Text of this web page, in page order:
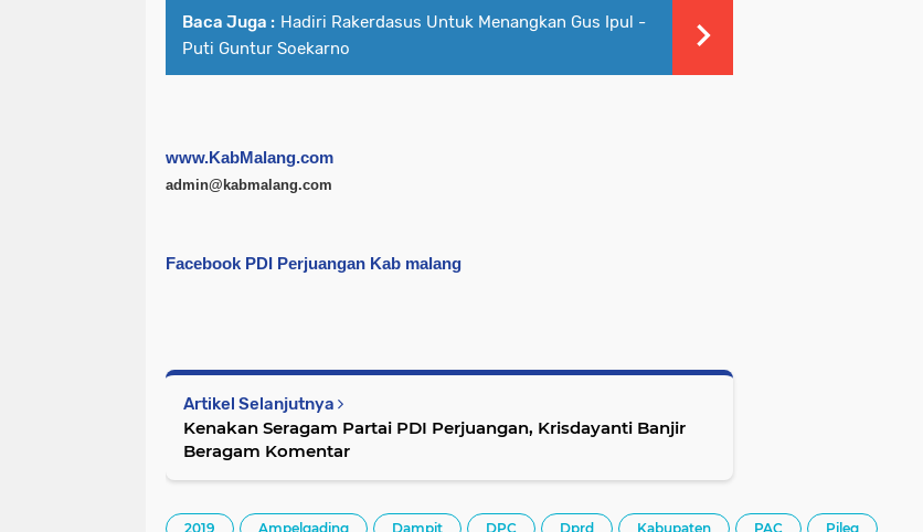
Baca Juga : Hadiri Rakerdasus Untuk Menangkan Gus Ipul -
Puti Guntur Soekarno
www.KabMalang.com
admin@kabmalang.com
Facebook PDI Perjuangan Kab malang
Artikel Selanjutnya
Kenakan Seragam Partai PDI Perjuangan, Krisdayanti Banjir
Beragam Komentar
2019 Ampelgading Dampit DPC Dprd Kabupaten PAC Pileg